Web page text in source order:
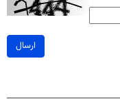
ارسال